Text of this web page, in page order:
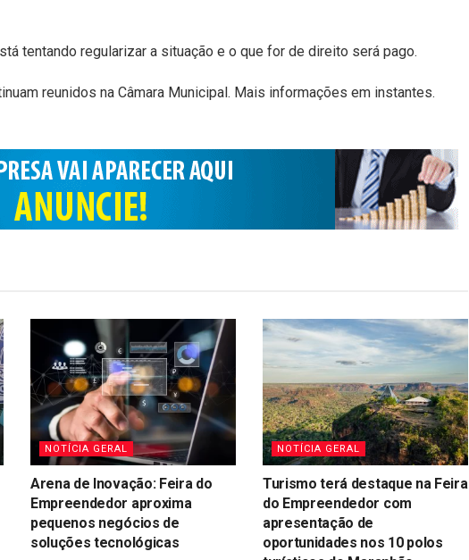
tentando regularizar a situação e o que for de direito será pago.
reunidos na Câmara Municipal. Mais informações em instantes.
NOTÍCIA GERAL
Arena de Inovação: Feira do
Empreendedor aproxima
pequenos negócios de
soluções tecnológicas
NOTÍCIA GERAL
Turismo terá destaque na Feira
do Empreendedor com
apresentação de
oportunidades nos 10 polos